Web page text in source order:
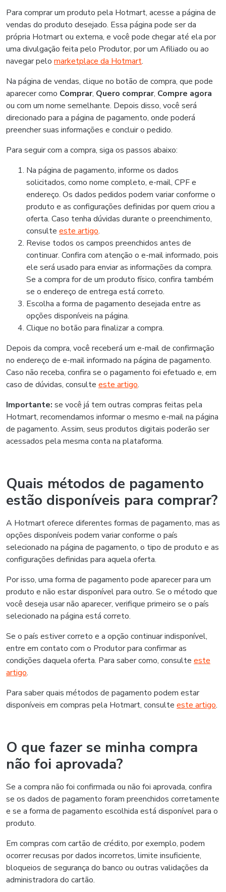
Para comprar um produto pela Hotmart, acesse a página de
vendas do produto desejado. Essa página pode ser da
própria Hotmart ou externa, e você pode chegar até ela por
uma divulgação feita pelo Produtor, por um Afiliado ou ao
navegar pelo marketplace da Hotmart.
Na página de vendas, clique no botão de compra, que pode
aparecer como Comprar, Quero comprar, Compre agora
ou com um nome semelhante. Depois disso, você será
direcionado para a página de pagamento, onde poderá
preencher suas informações e concluir o pedido.
Para seguir com a compra, siga os passos abaixo:
Na página de pagamento, informe os dados
solicitados, como nome completo, e-mail, CPF e
endereço. Os dados pedidos podem variar conforme o
produto e as configurações definidas por quem criou a
oferta. Caso tenha dúvidas durante o preenchimento,
consulte este artigo.
Revise todos os campos preenchidos antes de
continuar. Confira com atenção o e-mail informado, pois
ele será usado para enviar as informações da compra.
Se a compra for de um produto físico, confira também
se o endereço de entrega está correto.
Escolha a forma de pagamento desejada entre as
opções disponíveis na página.
Clique no botão para finalizar a compra.
Depois da compra, você receberá um e-mail de confirmação
no endereço de e-mail informado na página de pagamento.
Caso não receba, confira se o pagamento foi efetuado e, em
caso de dúvidas, consulte este artigo.
Importante: se você já tem outras compras feitas pela
Hotmart, recomendamos informar o mesmo e-mail na página
de pagamento. Assim, seus produtos digitais poderão ser
acessados pela mesma conta na plataforma.
Quais métodos de pagamento
estão disponíveis para comprar?
A Hotmart oferece diferentes formas de pagamento, mas as
opções disponíveis podem variar conforme o país
selecionado na página de pagamento, o tipo de produto e as
configurações definidas para aquela oferta.
Por isso, uma forma de pagamento pode aparecer para um
produto e não estar disponível para outro. Se o método que
você deseja usar não aparecer, verifique primeiro se o país
selecionado na página está correto.
Se o país estiver correto e a opção continuar indisponível,
entre em contato com o Produtor para confirmar as
condições daquela oferta. Para saber como, consulte este
artigo.
Para saber quais métodos de pagamento podem estar
disponíveis em compras pela Hotmart, consulte este artigo.
O que fazer se minha compra
não foi aprovada?
Se a compra não foi confirmada ou não foi aprovada, confira
se os dados de pagamento foram preenchidos corretamente
e se a forma de pagamento escolhida está disponível para o
produto.
Em compras com cartão de crédito, por exemplo, podem
ocorrer recusas por dados incorretos, limite insuficiente,
bloqueios de segurança do banco ou outras validações da
administradora do cartão.